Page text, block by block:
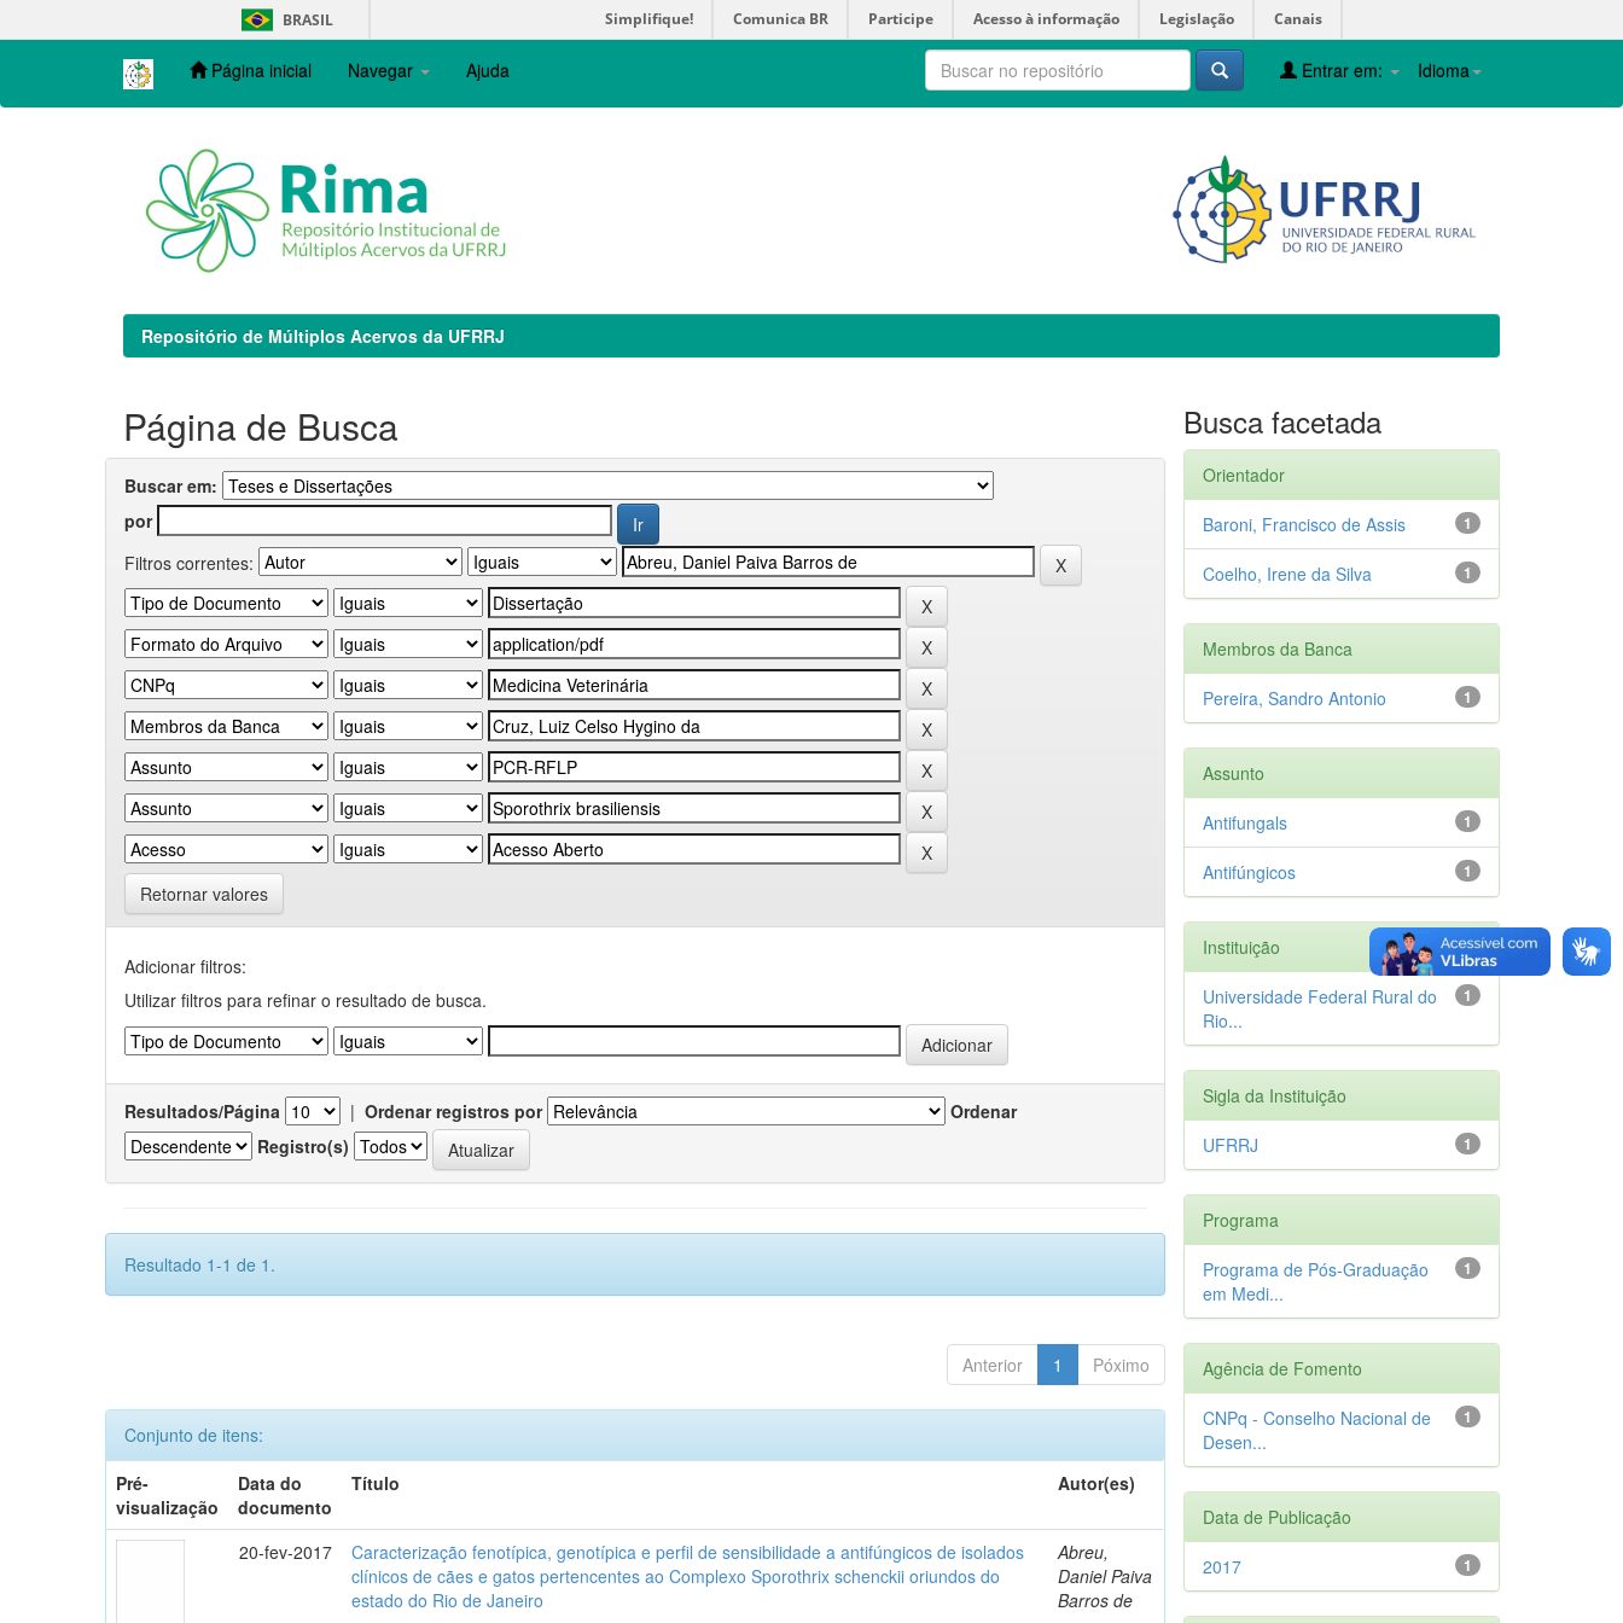
navigation
BRASIL Simplifique! Comunica BR Participe Acesso à informação Legislação Canais
Página inicial Navegar Ajuda Idioma
Entrar em:
Repositório de Múltiplos Acervos da UFRRJ
Página de Busca
Buscar em:
por
Filtros correntes:
Retornar valores
Adicionar filtros:
Utilizar filtros para refinar o resultado de busca.
Resultados/Página | Ordenar registros por
Ordenar
Registro(s)
Resultado 1-1 de 1.
Anterior 1 Póximo
Conjunto de itens:
Pré-
visualização
Data do
documento
Título Autor(es)
20-fev-2017
Caracterização fenotípica, genotípica e perfil de sensibilidade a antifúngicos de isolados
clínicos de cães e gatos pertencentes ao Complexo Sporothrix schenckii oriundos do
estado do Rio de Janeiro
Abreu,
Daniel Paiva
Barros de
Busca facetada
Orientador
1
Baroni, Francisco de Assis
1
Coelho, Irene da Silva
Membros da Banca
1
Pereira, Sandro Antonio
Assunto
1
Antifungals
1
Antifúngicos
Instituição
1
Universidade Federal Rural do
Rio...
Sigla da Instituição
1
UFRRJ
Programa
1
Programa de Pós-Graduação
em Medi...
Agência de Fomento
1
CNPq - Conselho Nacional de
Desen...
Data de Publicação
1
2017